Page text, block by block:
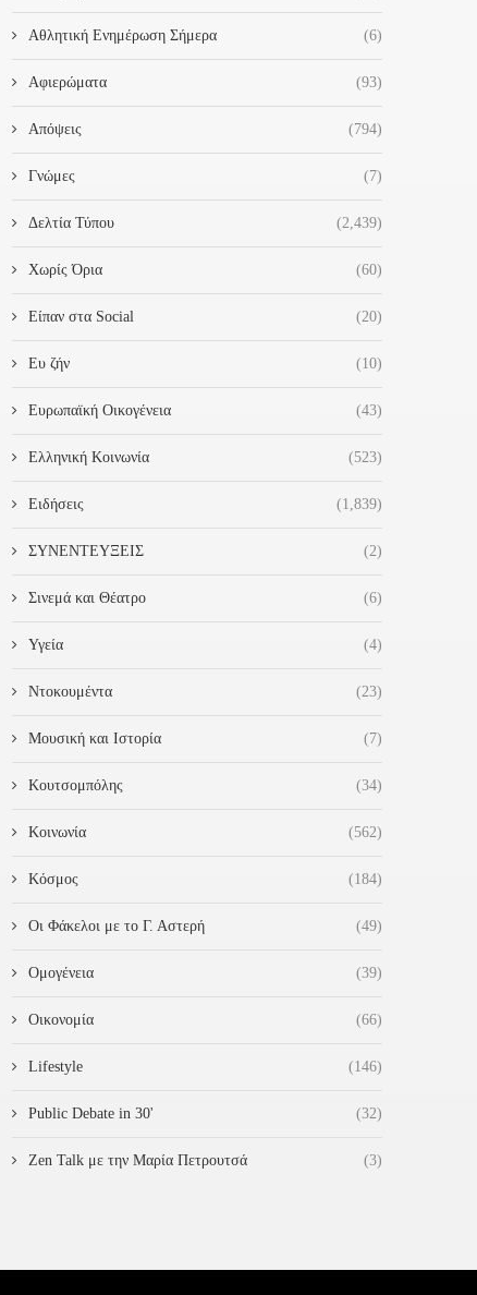
ΣΥΝΆΝΤΗΣΗ ΜΕ ΤΗΝ ΓΕΝΙΚΉ
ΑΙΤΟΎΝΤΩΝ ΆΣΥΛΟ
«Ο ΔΉΜΟΣ ΉΛΙΔΑΣ
28 Οκτωβρίου 2024
Αθλητική Ενημέρωση Σήμερα (6)
Αφιερώματα (93)
Απόψεις (794)
Γνώμες (7)
Δελτία Τύπου (2,439)
Χωρίς Όρια (60)
Είπαν στα Social (20)
Ευ ζήν (10)
Ευρωπαϊκή Οικογένεια (43)
Ελληνική Κοινωνία (523)
Ειδήσεις (1,839)
ΣΥΝΕΝΤΕΥΞΕΙΣ (2)
Σινεμά και Θέατρο (6)
Υγεία (4)
Ντοκουμέντα (23)
Μουσική και Ιστορία (7)
Κουτσομπόλης (34)
Κοινωνία (562)
Κόσμος (184)
Οι Φάκελοι με το Γ. Αστερή (49)
Ομογένεια (39)
Οικονομία (66)
Lifestyle (146)
Public Debate in 30' (32)
Zen Talk με την Μαρία Πετρουτσά (3)